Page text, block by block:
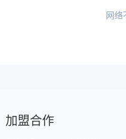
网络
加盟合作